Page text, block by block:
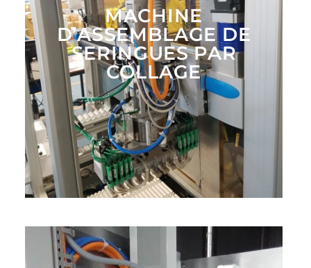
MACHINE
D’ASSEMBLAGE DE
SERINGUES PAR
COLLAGE